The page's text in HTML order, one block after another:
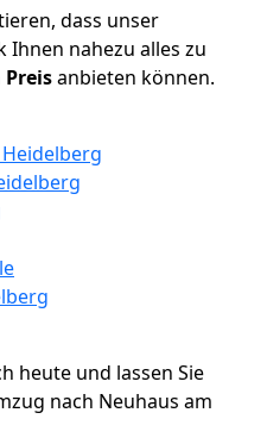
dass unser
Ihnen nahezu alles zu
Preisanbieten können.
heute und lassen Sie
nach Neuhaus am